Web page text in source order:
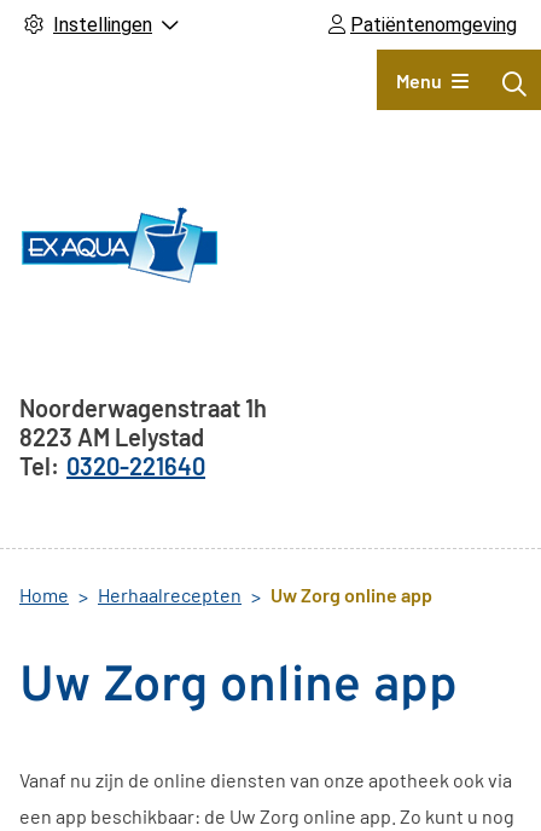
Instellingen Patiëntenomgeving
Hoofdmenu
Menu
Adresgegevens
Noorderwagenstraat 1h
8223 AM Lelystad
0320-221640
Home Herhaalrecepten Uw Zorg online app
Uw Zorg online app
Vanaf nu zijn de online diensten van onze apotheek ook via
een app beschikbaar: de Uw Zorg online app . Zo kunt u nog